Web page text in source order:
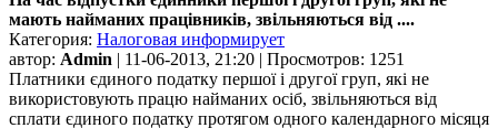
мають найманих працівників, звільняються від ....
Категория: Налоговая информирует
автор: Admin | 11-06-2013, 21:20 | Просмотров: 1251
Платники єдиного податку першої і другої груп, які не
використовують працю найманих осіб, звільняються від
сплати єдиного податку протягом одного календарного місяця